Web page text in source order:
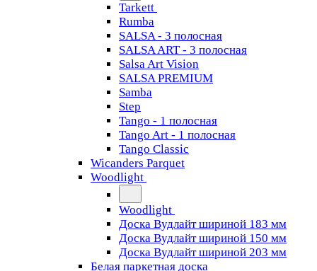
Tarkett
Rumba
SALSA - 3 полосная
SALSA ART - 3 полосная
Salsa Art Vision
SALSA PREMIUM
Samba
Step
Tango - 1 полосная
Tango Art - 1 полосная
Tango Classiс
Wicanders Parquet
Woodlight
Woodlight
Доска Вудлайт шириной 183 мм
Доска Вудлайт шириной 150 мм
Доска Вудлайт шириной 203 мм
Белая паркетная доска